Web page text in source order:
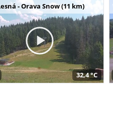
- Orava Snow (11 km)
32,4 °C